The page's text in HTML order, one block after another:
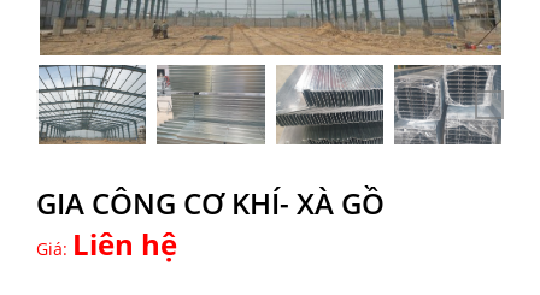
GIA CÔNG CƠ KHÍ- XÀ GỒ
Giá: Liên hệ